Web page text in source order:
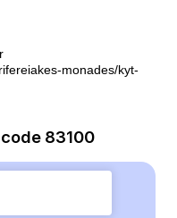
monades/kyt-
83100